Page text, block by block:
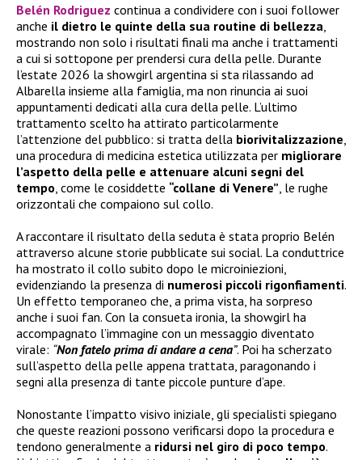
Belén Rodriguez continua a condividere con i suoi follower
anche il dietro le quinte della sua routine di bellezza
mostrando non solo i risultati finali ma anche i trattamenti
a cui si sottopone per prendersi cura della pelle. Durante
l’estate 2026 la showgirl argentina si sta rilassando ad
Albarella insieme alla famiglia, ma non rinuncia ai suoi
appuntamenti dedicati alla cura della pelle. L’ultimo
trattamento scelto ha attirato particolarmente
l’attenzione del pubblico: si tratta della biorivitalizzazione
una procedura di medicina estetica utilizzata per migliorare
l’aspetto della pelle e attenuare alcuni segni del
tempo , come le cosiddette “collane di Venere” , le rughe
orizzontali che compaiono sul collo.
A raccontare il risultato della seduta è stata proprio Belén
attraverso alcune storie pubblicate sui social. La conduttrice
ha mostrato il collo subito dopo le microiniezioni,
evidenziando la presenza di numerosi piccoli rigonfiamenti.
Un effetto temporaneo che, a prima vista, ha sorpreso
anche i suoi fan. Con la consueta ironia, la showgirl ha
accompagnato l’immagine con un messaggio diventato
virale: “Non fatelo prima di andare a cena”. Poi ha scherzato
sull’aspetto della pelle appena trattata, paragonando i
segni alla presenza di tante piccole punture d’ape.
Nonostante l’impatto visivo iniziale, gli specialisti spiegano
che queste reazioni possono verificarsi dopo la procedura e
tendono generalmente a ridursi nel giro di poco tempo.